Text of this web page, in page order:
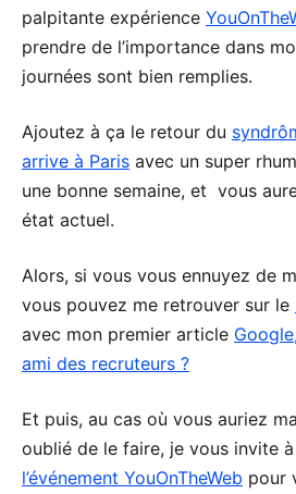
palpitante expérience
prendre de l’importance dans
journées sont bien remplies.
Ajoutez à ça le retour du
arrive à Paris avec un super
une bonne semaine, et vous
état actuel.
Alors, si vous vous ennuyez de
vous pouvez me retrouver sur le
avec mon premier article
ami des recruteurs ?
Et puis, au cas où vous auriez
oublié de le faire, je vous invite
l’événement YouOnTheWeb pour